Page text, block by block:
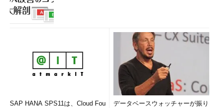
SAP HANA SPS11は、Cloud Fou
データベースウォッチャーが振り